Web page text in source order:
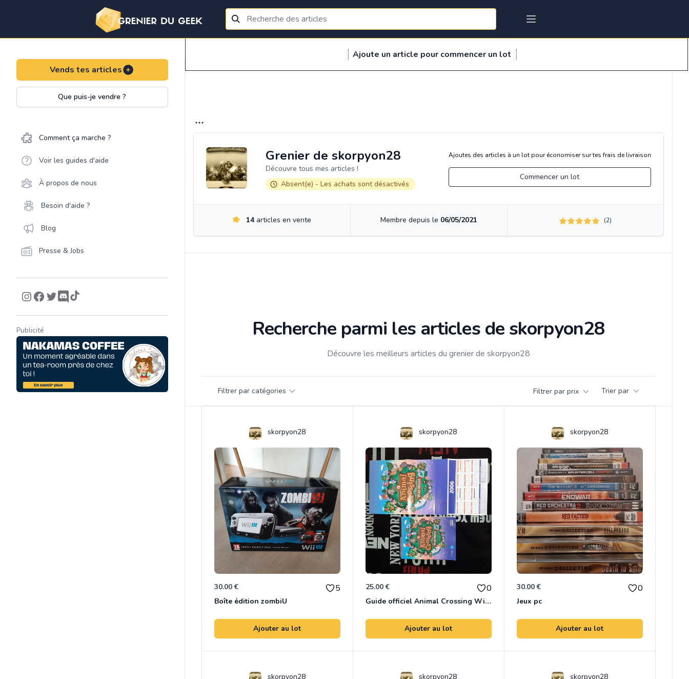
Vends tes articles
Que puis-je vendre ?
Comment ça marche ?
Voir les guides d'aide
À propos de nous
Besoin d'aide ?
Blog
Presse & Jobs
Publicité
Grenier de skorpyon28
Découvre tous mes articles !
Absent(e) - Les achats sont désactivés
Ajoutes des articles à un lot pour économiser sur tes frais de livraison
Commencer un lot
14articles en vente Membre depuis le 06/05/2021 (2)
Recherche parmi les articles de skorpyon28
Découvre les meilleurs articles du grenier de skorpyon28
Filtrer par catégories Filtrer par prix Trier par
skorpyon28
30.00 € 5
Boîte édition zombiU
Ajouter au lot
skorpyon28
25.00 € 0
Guide officiel Animal Crossing Wild world
Ajouter au lot
skorpyon28
30.00 € 0
Jeux pc
Ajouter au lot
skorpyon28 skorpyon28 skorpyon28
Ajoute un article pour commencer un lot